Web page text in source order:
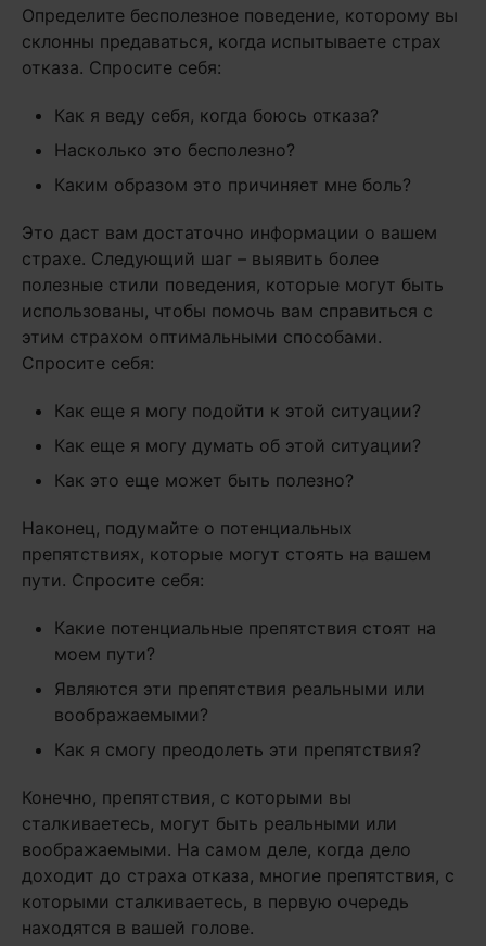
Определите бесполезное поведение, которому вы
склонны предаваться, когда испытываете страх
отказа. Спросите себя:
Как я веду себя, когда боюсь отказа?
Насколько это бесполезно?
Каким образом это причиняет мне боль?
Это даст вам достаточно информации о вашем
страхе. Следующий шаг – выявить более
полезные стили поведения, которые могут быть
использованы, чтобы помочь вам справиться с
этим страхом оптимальными способами.
Спросите себя:
Как еще я могу подойти к этой ситуации?
Как еще я могу думать об этой ситуации?
Как это еще может быть полезно?
Наконец, подумайте о потенциальных
препятствиях, которые могут стоять на вашем
пути. Спросите себя:
Какие потенциальные препятствия стоят на
моем пути?
Являются эти препятствия реальными или
воображаемыми?
Как я смогу преодолеть эти препятствия?
Конечно, препятствия, с которыми вы
сталкиваетесь, могут быть реальными или
воображаемыми. На самом деле, когда дело
доходит до страха отказа, многие препятствия, с
которыми сталкиваетесь, в первую очередь
находятся в вашей голове.